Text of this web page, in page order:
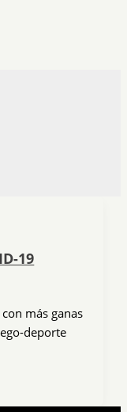
19
más ganas
deporte